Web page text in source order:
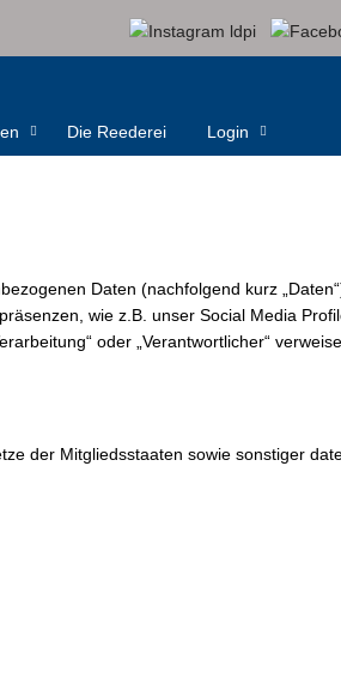
Die Reederei Login
Daten (nachfolgend kurz
wie z.B. unser Social Media
oder „Verantwortlicher“
der Mitgliedsstaaten sowie sonstiger